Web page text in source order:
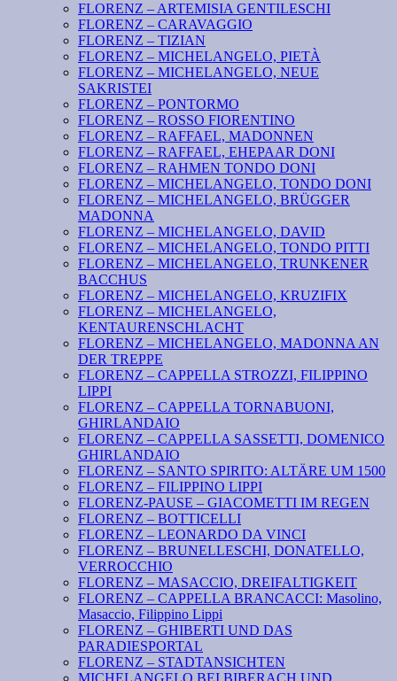
FLORENZ – ARTEMISIA GENTILESCHI
FLORENZ – CARAVAGGIO
FLORENZ – TIZIAN
FLORENZ – MICHELANGELO, PIETÀ
FLORENZ – MICHELANGELO, NEUE
SAKRISTEI
FLORENZ – PONTORMO
FLORENZ – ROSSO FIORENTINO
FLORENZ – RAFFAEL, MADONNEN
FLORENZ – RAFFAEL, EHEPAAR DONI
FLORENZ – RAHMEN TONDO DONI
FLORENZ – MICHELANGELO, TONDO DONI
FLORENZ – MICHELANGELO, BRÜGGER
MADONNA
FLORENZ – MICHELANGELO, DAVID
FLORENZ – MICHELANGELO, TONDO PITTI
FLORENZ – MICHELANGELO, TRUNKENER
BACCHUS
FLORENZ – MICHELANGELO, KRUZIFIX
FLORENZ – MICHELANGELO,
KENTAURENSCHLACHT
FLORENZ – MICHELANGELO, MADONNA AN
DER TREPPE
FLORENZ – CAPPELLA STROZZI, FILIPPINO
LIPPI
FLORENZ – CAPPELLA TORNABUONI,
GHIRLANDAIO
FLORENZ – CAPPELLA SASSETTI, DOMENICO
GHIRLANDAIO
FLORENZ – SANTO SPIRITO: ALTÄRE UM 1500
FLORENZ – FILIPPINO LIPPI
FLORENZ-PAUSE – GIACOMETTI IM REGEN
FLORENZ – BOTTICELLI
FLORENZ – LEONARDO DA VINCI
FLORENZ – BRUNELLESCHI, DONATELLO,
VERROCCHIO
FLORENZ – MASACCIO, DREIFALTIGKEIT
FLORENZ – CAPPELLA BRANCACCI: Masolino,
Masaccio, Filippino Lippi
FLORENZ – GHIBERTI UND DAS
PARADIESPORTAL
FLORENZ – STADTANSICHTEN
MICHELANGELO BEI BIBERACH UND